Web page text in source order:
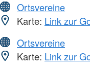
Ortsvereine
Karte: Link zur
Ortsvereine
Karte: Link zur